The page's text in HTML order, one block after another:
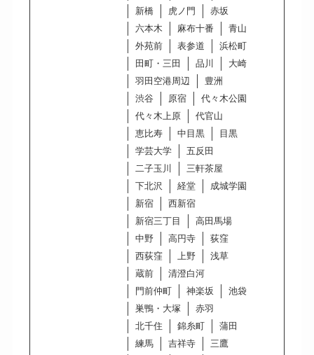
新橋
虎ノ門
赤坂
六本木
麻布十番
青山
外苑前
表参道
浜松町
田町・三田
品川
大崎
羽田空港周辺
豊洲
渋谷
原宿
代々木公園
代々木上原
代官山
恵比寿
中目黒
目黒
学芸大学
五反田
二子玉川
三軒茶屋
下北沢
経堂
成城学園
新宿
西新宿
新宿三丁目
高田馬場
中野
高円寺
荻窪
西荻窪
上野
浅草
蔵前
清澄白河
門前仲町
神楽坂
池袋
巣鴨・大塚
赤羽
北千住
錦糸町
蒲田
練馬
吉祥寺
三鷹